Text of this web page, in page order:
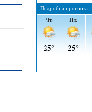
05.08.2026,
посланик на
музея в
Млади мъже